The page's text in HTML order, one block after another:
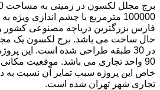
100000 مترمربع با چشم اندازی
فارس بزرگترین دریاچه مصنوعی کشور و
حال ساخت می باشد. برج لکسون یک
90 واحد تجاری می باشد. موقعیت
خاص این پروژه سبب تمایز آن نسبت به
تجاری شهر تهران شده است.